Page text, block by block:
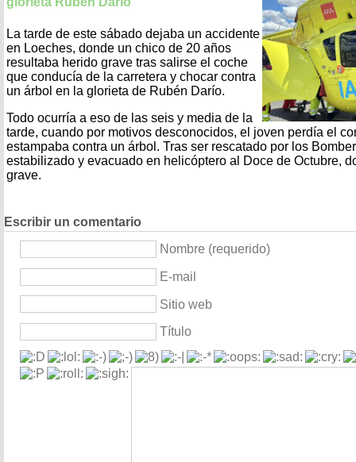
La tarde de este sábado dejaba un accidente
en Loeches, donde un chico de 20 años
resultaba herido grave tras salirse el coche
que conducía de la carretera y chocar contra
un árbol en la glorieta de Rubén Darío.
Todo ocurría a eso de las seis y media de la
tarde, cuando por motivos desconocidos, el joven perdía el
estampaba contra un árbol. Tras ser rescatado por los
estabilizado y evacuado en helicóptero al Doce de Octubre,
grave.
Escribir un comentario
Nombre (requerido)
E-mail
Sitio web
Título